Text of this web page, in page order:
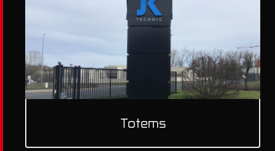
Totems